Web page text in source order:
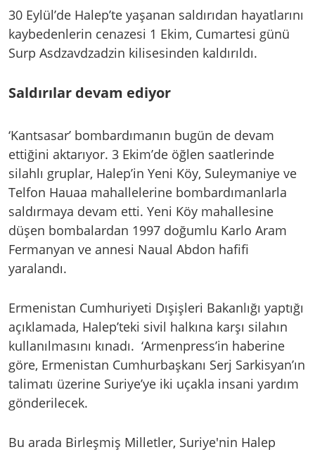
30 Eylül’de Halep’te yaşanan saldırıdan hayatlarını
kaybedenlerin cenazesi 1 Ekim, Cumartesi günü
Surp Asdzavdzadzin kilisesinden kaldırıldı.
Saldırılar devam ediyor
‘Kantsasar’ bombardımanın bugün de devam
ettiğini aktarıyor. 3 Ekim’de öğlen saatlerinde
silahlı gruplar, Halep’in Yeni Köy, Suleymaniye ve
Telfon Hauaa mahallelerine bombardımanlarla
saldırmaya devam etti. Yeni Köy mahallesine
düşen bombalardan 1997 doğumlu Karlo Aram
Fermanyan ve annesi Naual Abdon hafifi
yaralandı.
Ermenistan Cumhuriyeti Dışişleri Bakanlığı yaptığı
açıklamada, Halep’teki sivil halkına karşı silahın
kullanılmasını kınadı. ‘Armenpress’in haberine
göre, Ermenistan Cumhurbaşkanı Serj Sarkisyan’ın
talimatı üzerine Suriye’ye iki uçakla insani yardım
gönderilecek.
Bu arada Birleşmiş Milletler, Suriye'nin Halep